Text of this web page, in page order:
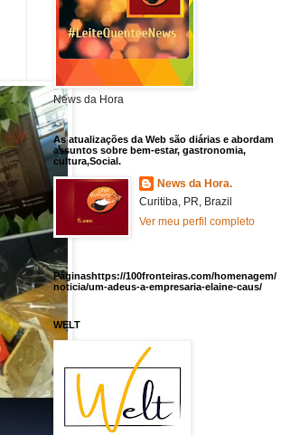
News da Hora
As atualizações da Web são diárias e abordam
assuntos sobre bem-estar, gastronomia,
cultura,Social.
News da Hora.
Curitiba, PR, Brazil
Ver meu perfil completo
Páginashttps://100fronteiras.com/homenagem/
noticia/um-adeus-a-empresaria-elaine-caus/
WELT